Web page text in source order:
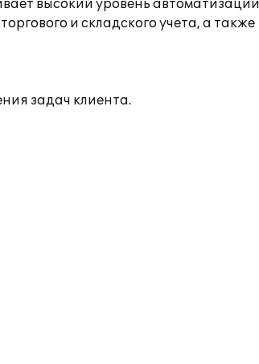
высокий уровень автоматизации
и складского учета, а также
задач клиента.